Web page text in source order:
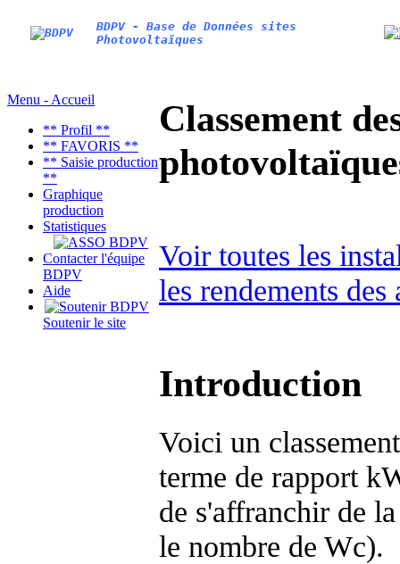
BDPV - Base de Données sites
Photovoltaïques
Menu - Accueil
** Profil **
** FAVORIS **
** Saisie production
**
Graphique
production
Statistiques
Contacter l'équipe
BDPV
Aide
Soutenir le site
Classement
Voir toutes les
les rendements des
Introduction
Voici un
terme de rapport
de s'affranchir de
le nombre de Wc).